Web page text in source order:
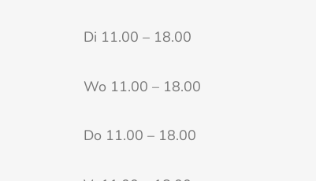
Di 11.00 – 18.00
Wo 11.00 – 18.00
Do 11.00 – 18.00